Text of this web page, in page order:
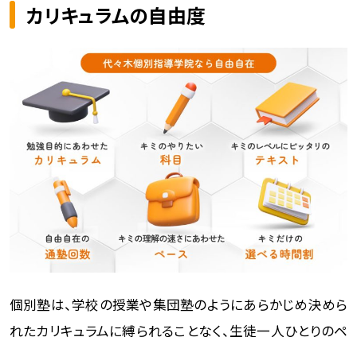
カリキュラムの自由度
個別塾は、学校の授業や集団塾のようにあらかじめ決めら
れたカリキュラムに縛られることなく、生徒一人ひとりのペ